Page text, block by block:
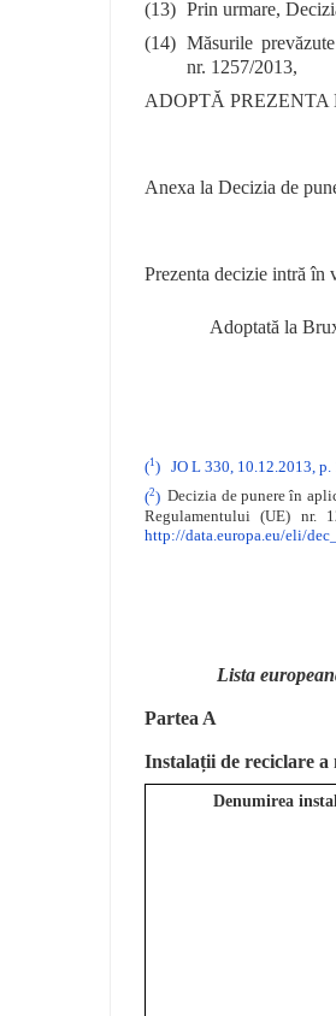
(13) Prin urmare,
(14) Măsurile
nr. 1257/2013,
ADOPTĂ PREZENTA
Anexa la Decizia de
Prezenta decizie intră în
Adoptată la
(1) JO L 330, 10.12.2013, p.
(2)Decizia de punere în
Regulamentului (UE) nr.
http://data.europa.eu/eli/
Lista
Partea A
Instalații de reciclare
Denumirea